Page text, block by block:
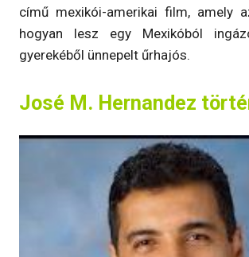
című mexikói-amerikai film, amely
hogyan lesz egy Mexikóból
gyerekéből ünnepelt űrhajós.
José M. Hernandez